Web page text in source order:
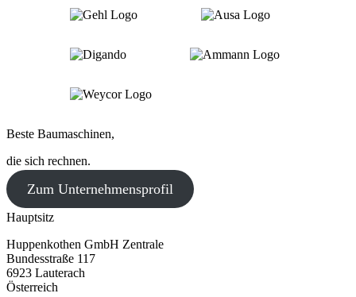
Beste Baumaschinen,
die sich rechnen.
Zum Unternehmensprofil
Hauptsitz
Huppenkothen GmbH Zentrale
Bundesstraße 117
6923 Lauterach
Österreich